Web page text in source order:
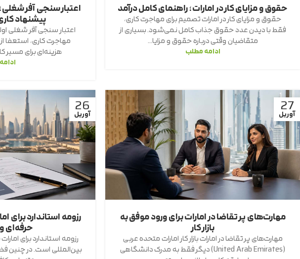
حقوق و مزایای کار در امارات؛ راهنمای کامل درآمد
حقوق و مزایای کار در امارات تصمیم برای مهاجرت کاری،
فقط با دیدن عدد حقوق جذاب کامل نمی‌شود. بسیاری از
متقاضیان وقتی درباره حقوق و مزایا...
ادامه مطلب
اعتبار سنجی آفر
پیشنهاد
اعتبار سنجی آفر شغلی
مهاجرت کاری، استعفا
هزینه‌ای برای مسیر
27
آوریل
مهارت‌های پر تقاضا در امارات برای ورود موفق به
بازار کار
مهارت‌های پر تقاضا در امارات بازار کار امارات متحده عربی
(United Arab Emirates) دیگر فقط به مدرک دانشگاهی
26
آوریل
حرفه‌ای
رزومه استاندارد برای
بین‌المللی است. در چنین